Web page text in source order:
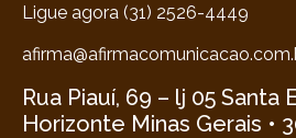
Ligue agora (31) 2526-4449
Rua Piauí, 69 – lj 05 Santa
Horizonte Minas Gerais •